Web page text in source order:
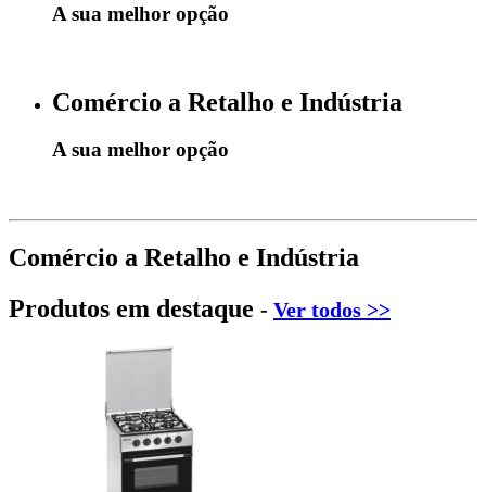
A sua melhor opção
Comércio a Retalho e Indústria
A sua melhor opção
Comércio a Retalho e Indústria
Produtos em destaque - Ver todos >>